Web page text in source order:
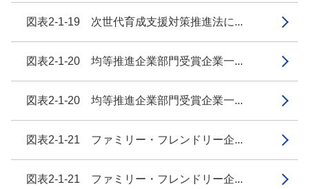
図表2-1-19 次世代育成支援対策推進法に...
図表2-1-20 均等推進企業部門受賞企業一...
図表2-1-20 均等推進企業部門受賞企業一...
図表2-1-21 ファミリー・フレンドリー企...
図表2-1-21 ファミリー・フレンドリー企...